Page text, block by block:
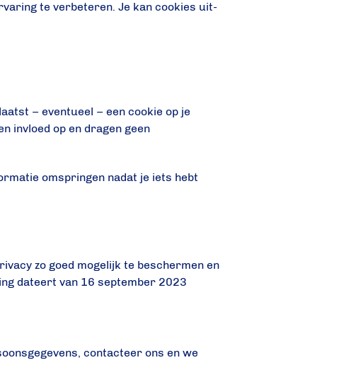
te verbeteren. Je kan cookies uit-
– eventueel – een cookie op je
invloed op en dragen geen
omspringen nadat je iets hebt
zo goed mogelijk te beschermen en
dateert van 16 september 2023
contacteer ons en we